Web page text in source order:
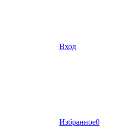
Вход
Избранное0